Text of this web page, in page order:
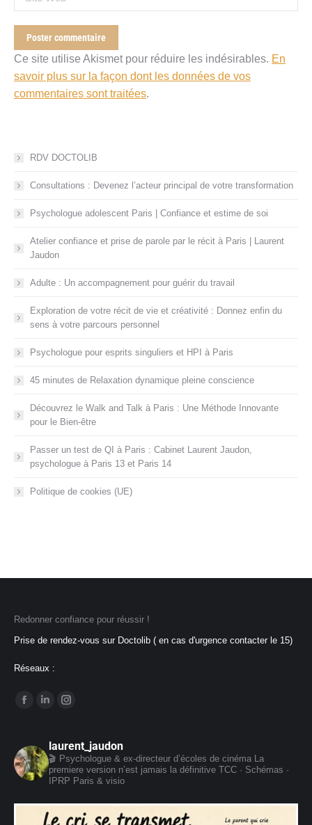
Poster commentaire
Ce site utilise Akismet pour réduire les indésirables. En
savoir plus sur la façon dont les données de vos
commentaires sont traitées.
RDV DOCTOLIB
Consultations : Devenez l’acteur principal de votre transformation
Psychologue adolescent Paris | Confiance et estime de soi
Atelier confiance et prise de parole par le récit à Paris | Laurent
Jaudon
Adulte : Un accompagnement pour guérir du travail
Exploration de votre récit de vie et créativité : Donnez enfin du
sens à votre parcours personnel
Psychologue pour esprits singuliers et HPI à Paris
45 minutes de Relaxation dynamique pleine conscience
Découvrez le Walk and Talk à Paris : Une Méthode Innovante
pour le Bien-être
Passer un test de QI à Paris : Cabinet Laurent Jaudon,
psychologue à Paris 13 et Paris 14
Politique de cookies (UE)
Redonner confiance pour réussir !
Prise de rendez-vous sur Doctolib ( en cas d'urgence contacter le 15)
Réseaux :
Trouvez nous sur :
Facebook
s'ouvre
dans
nouvelle
LinkedIn
s'ouvre
dans
nouvelle
La
Instagram
s'ouvre
dans
nouvelle
laurent_jaudon
🎬 Psychologue & ex-directeur d’écoles de cinéma La
premiere version n’est jamais la définitive TCC · Schémas ·
IPRP Paris & visio